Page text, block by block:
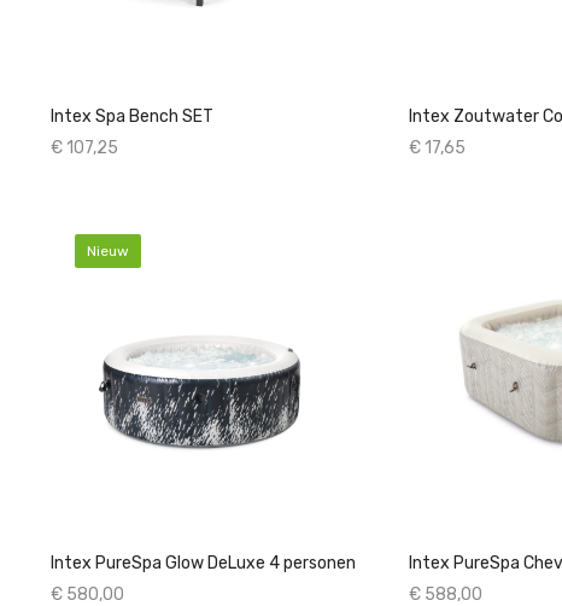
Intex Spa Bench SET
€ 107,25
€ 17,65
Nieuw
Intex PureSpa Glow DeLuxe 4 personen
€ 580,00
€ 588,00